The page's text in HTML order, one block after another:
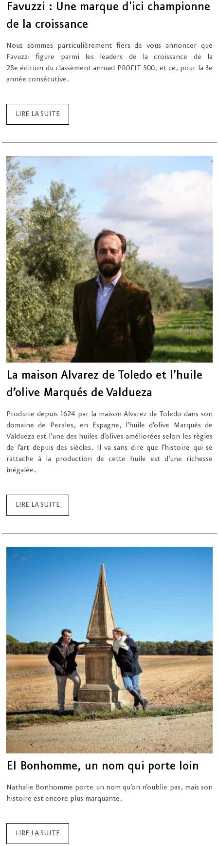
Favuzzi : Une marque d'ici championne
de la croissance
Nous sommes particulièrement fiers de vous annoncer que
Favuzzi figure parmi les leaders de la croissance de la
28e édition du classement annuel PROFIT 500, et ce, pour la 3e
année consécutive.
LIRE LA SUITE
La maison Alvarez de Toledo et l’huile
d’olive Marqués de Valdueza
Produite depuis 1624 par la maison Alvarez de Toledo dans son
domaine de Perales, en Espagne, l’huile d’olive Marqués de
Valdueza est l’une des huiles d’olives améliorées selon les règles
de l’art depuis des siècles. Il va sans dire que l’histoire qui se
rattache à la production de cette huile est d’une richesse
inégalée.
LIRE LA SUITE
El Bonhomme, un nom qui porte loin
Nathalie Bonhomme porte un nom qu’on n’oublie pas, mais son
histoire est encore plus marquante.
LIRE LA SUITE